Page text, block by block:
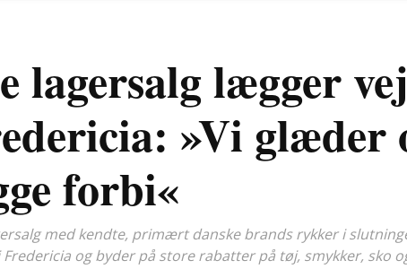
lagersalg lægger
»Vi glæder
forbi«
med kendte, primært danske brands rykker i
og byder på store rabatter på tøj, smykker, sko